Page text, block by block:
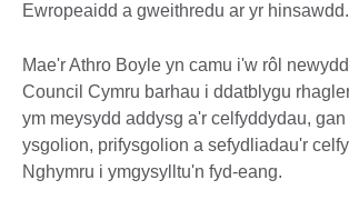
Ewropeaidd a gweithredu ar yr
Mae'r Athro Boyle yn camu i'w rôl
Council Cymru barhau i ddatblygu
ym meysydd addysg a'r celfyddydau,
ysgolion, prifysgolion a sefydliadau'r
Nghymru i ymgysylltu'n fyd-eang.